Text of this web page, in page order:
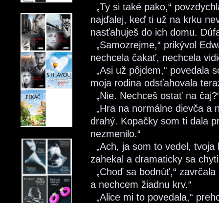
„Ty si také pako,“
najďalej, keď ti už na krku
nasťahuješ do ich domu.
„Samozrejme,“ prikývol
nechcela čakať, nechcela
„Asi už pôjdem,“ povedala
moja rodina odsťahovala
„Nie. Nechceš ostať na
„Hra na normálne dievča a
drahý. Kopačky som ti dala
nezmenilo.“
„Ach, ja som to vedel, tvoja
zahekal a dramaticky sa
„Choď sa bodnúť,“
a nechcem žiadnu krv.“
„Alice mi to povedala,“